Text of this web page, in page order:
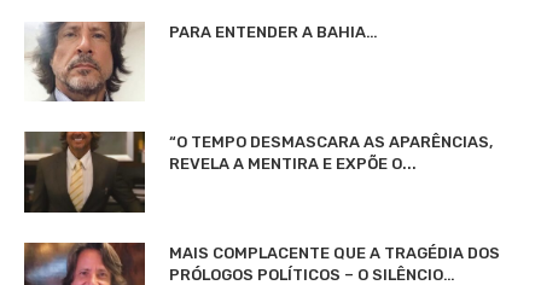
PARA ENTENDER A BAHIA…
“O TEMPO DESMASCARA AS APARÊNCIAS,
REVELA A MENTIRA E EXPÕE O...
MAIS COMPLACENTE QUE A TRAGÉDIA DOS
PRÓLOGOS POLÍTICOS – O SILÊNCIO…